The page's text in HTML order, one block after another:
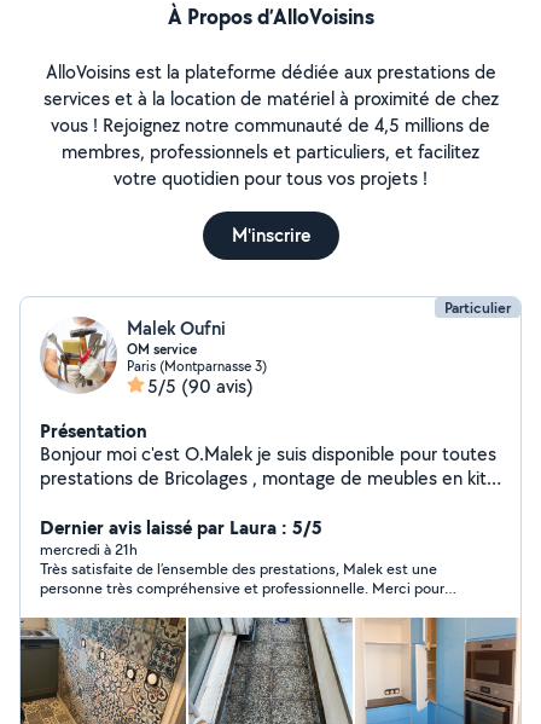
À Propos d’AlloVoisins
AlloVoisins est la plateforme dédiée aux prestations de
services et à la location de matériel à proximité de chez
vous ! Rejoignez notre communauté de 4,5 millions de
membres, professionnels et particuliers, et facilitez
votre quotidien pour tous vos projets !
M'inscrire
Particulier
Malek Oufni
OM service
Paris (Montparnasse 3)
5/5 (90 avis)
Présentation
Bonjour moi c'est O.Malek je suis disponible pour toutes
prestations de Bricolages , montage de meubles en kit
Tout les jour de la semaine
Dernier avis laissé par Laura : 5/5
mercredi à 21h
Très satisfaite de l’ensemble des prestations, Malek est une
personne très compréhensive et professionnelle. Merci pour